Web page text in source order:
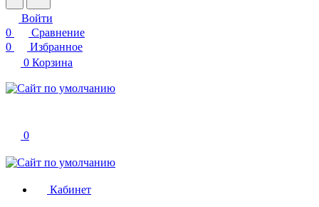
Войти
0
Сравнение
0
Избранное
0 Корзина
0
Кабинет